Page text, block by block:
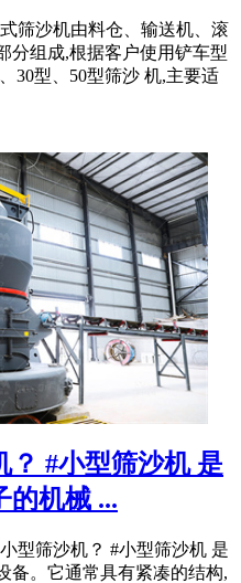
筛沙机由料仓、输送机、滚
分组成,根据客户使用铲车型
30型、50型筛沙 机,主要适
？ #小型筛沙机 是
的机械 ...
型筛沙机？ #小型筛沙机 是
备。它通常具有紧凑的结构,